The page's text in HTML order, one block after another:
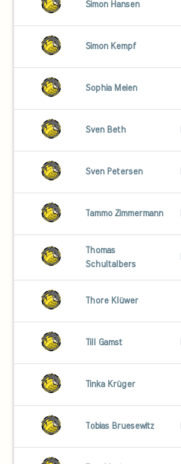
Simon Hansen
Simon Kempf
Sophia Meien
Sven Beth
Sven Petersen
Tammo Zimmermann
Thomas
Schultalbers
Thore Klüwer
Till Gamst
Tinka Krüger
Tobias Bruesewitz